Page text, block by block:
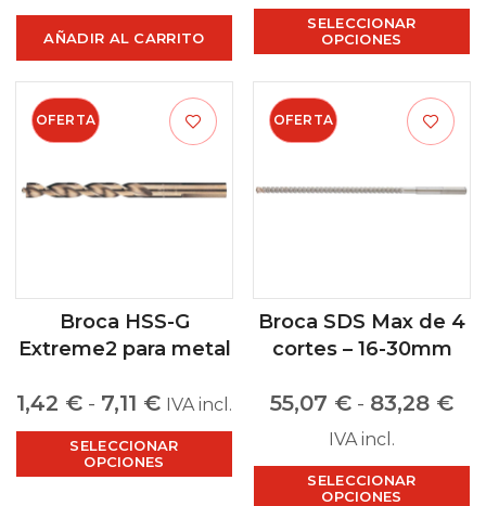
AÑADIR AL CARRITO
SELECCIONAR
OPCIONES
OFERTA
Broca HSS-G
Extreme2 para metal
1,42 € - 7,11 € IVA incl.
SELECCIONAR
OPCIONES
OFERTA
Broca SDS Max de 4
cortes – 16-30mm
55,07 € - 83,28 €
IVA incl.
SELECCIONAR
OPCIONES